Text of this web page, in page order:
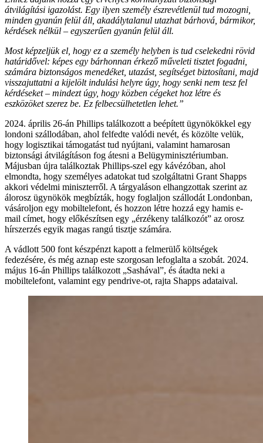
átvilágítási igazolást. Egy ilyen személy észrevétlenül tud mozogni,
minden gyanún felül áll, akadálytalanul utazhat bárhová, bármikor,
kérdések nélkül – egyszerűen gyanún felül áll.
Most képzeljük el, hogy ez a személy helyben is tud cselekedni rövid
határidővel: képes egy bárhonnan érkező műveleti tisztet fogadni,
számára biztonságos menedéket, utazást, segítséget biztosítani, majd
visszajuttatni a kijelölt indulási helyre úgy, hogy senki nem tesz fel
kérdéseket – mindezt úgy, hogy közben cégeket hoz létre és
eszközöket szerez be. Ez felbecsülhetetlen lehet.”
2024. április 26-án Phillips találkozott a beépített ügynökökkel egy
londoni szállodában, ahol felfedte valódi nevét, és közölte velük,
hogy logisztikai támogatást tud nyújtani, valamint hamarosan
biztonsági átvilágításon fog átesni a Belügyminisztériumban.
Májusban újra találkoztak Phillips-szel egy kávézóban, ahol
elmondta, hogy személyes adatokat tud szolgáltatni Grant Shapps
akkori védelmi miniszterről. A tárgyaláson elhangzottak szerint az
álorosz ügynökök megbízták, hogy foglaljon szállodát Londonban,
vásároljon egy mobiltelefont, és hozzon létre hozzá egy hamis e-
mail címet, hogy előkészítsen egy „érzékeny találkozót” az orosz
hírszerzés egyik magas rangú tisztje számára.
A vádlott 500 font készpénzt kapott a felmerülő költségek
fedezésére, és még aznap este szorgosan lefoglalta a szobát. 2024.
május 16-án Phillips találkozott „Sashával”, és átadta neki a
mobiltelefont, valamint egy pendrive-ot, rajta Shapps adataival.